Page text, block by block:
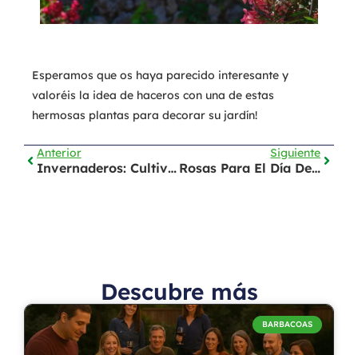
Esperamos que os haya parecido interesante y
valoréis la idea de haceros con una de estas
hermosas plantas para decorar su jardín!
Anterior
Invernaderos: Cultiva Los 365 Días Del Año
Siguiente
Rosas Para El Día De Los Enamorados: Regala Y Cuida
Descubre más
BARBACOAS